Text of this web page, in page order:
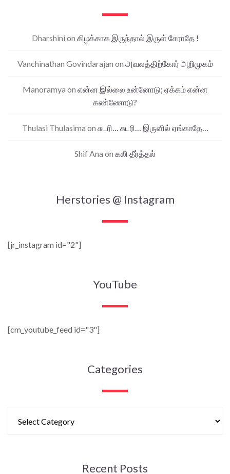
Dharshini on கிழக்காக இருந்தால் இருள் சேராதே !
Vanchinathan Govindarajan on அவலத்திற்கோர் அறிமுகம்
Manoramya on என்ன இல்லை உன்னோடு; ஏக்கம் என்ன
கண்ணோடு?
Thulasi Thulasima on சுடரி… சுடரி… இருளில் ஏங்காதே…
Shif Ana on கலி தீர்த்தல்
Herstories @ Instagram
[jr_instagram id="2"]
YouTube
[cm_youtube_feed id="3"]
Categories
Recent Posts